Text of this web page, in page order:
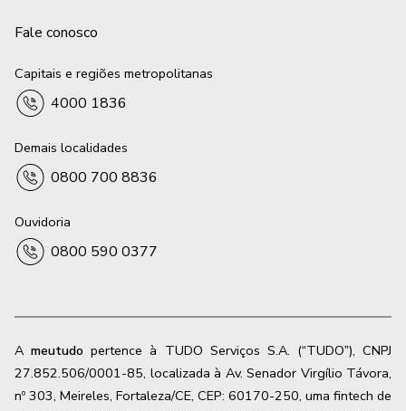
Fale conosco
Capitais e regiões metropolitanas
4000 1836
Demais localidades
0800 700 8836
Ouvidoria
0800 590 0377
Ameutudo pertence à TUDO Serviços S.A. (“TUDO”), CNPJ
27.852.506/0001-85, localizada à Av. Senador Virgílio Távora,
nº 303, Meireles, Fortaleza/CE, CEP: 60170-250, uma fintech de